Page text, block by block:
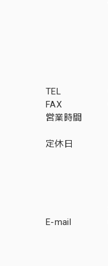
TEL
FAX
営業時間
定休日
E-mail